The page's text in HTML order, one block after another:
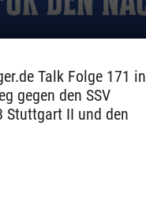
Talk Folge 171 in
gegen den SSV
Stuttgart II und den